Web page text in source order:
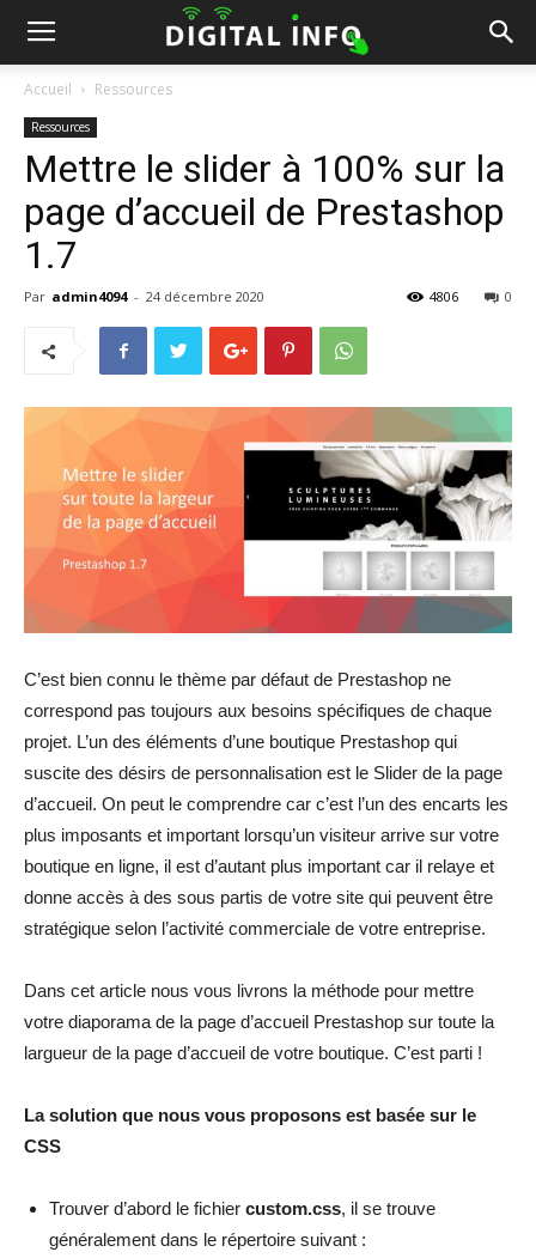
Accueil Ressources
Ressources
Mettre le slider à 100% sur la
page d’accueil de Prestashop
1.7
Par admin4094 - 24 décembre 2020 0
4806
C’est bien connu le thème par défaut de Prestashop ne
correspond pas toujours aux besoins spécifiques de chaque
projet. L’un des éléments d’une boutique Prestashop qui
suscite des désirs de personnalisation est le Slider de la page
d’accueil. On peut le comprendre car c’est l’un des encarts les
plus imposants et important lorsqu’un visiteur arrive sur votre
boutique en ligne, il est d’autant plus important car il relaye et
donne accès à des sous partis de votre site qui peuvent être
stratégique selon l’activité commerciale de votre entreprise.
Dans cet article nous vous livrons la méthode pour mettre
votre diaporama de la page d’accueil Prestashop sur toute la
largueur de la page d’accueil de votre boutique. C’est parti !
La solution que nous vous proposons est basée sur le
CSS
Trouver d’abord le fichier custom.css, il se trouve
généralement dans le répertoire suivant :